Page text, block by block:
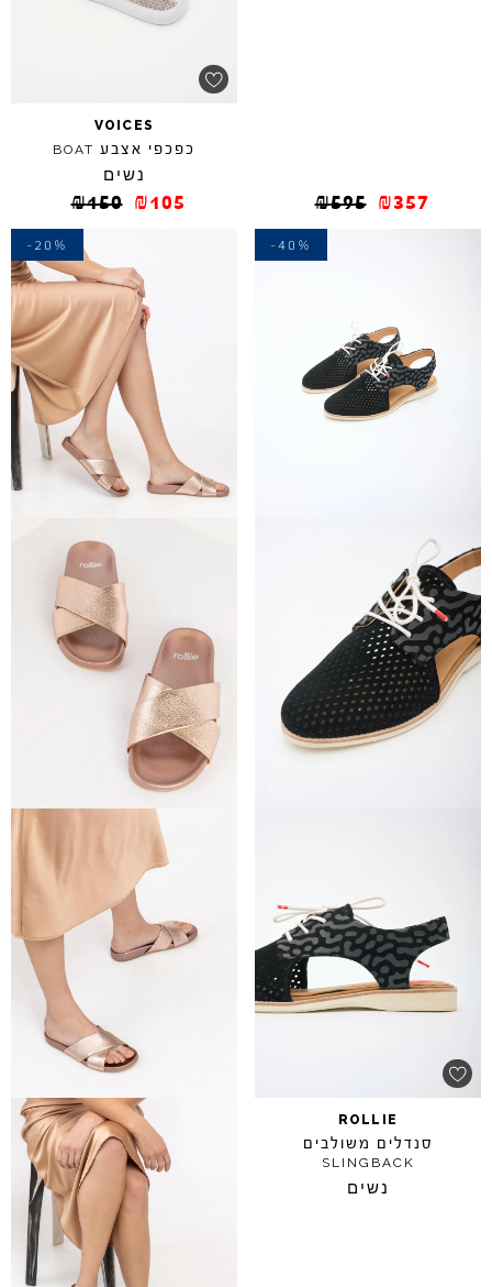
₪595 ₪357
VOICES
כפכפי אצבע BOAT
נשים
₪150 ₪105
-40%
ROLLIE
סנדלים משולבים
SLINGBACK
נשים
-20%